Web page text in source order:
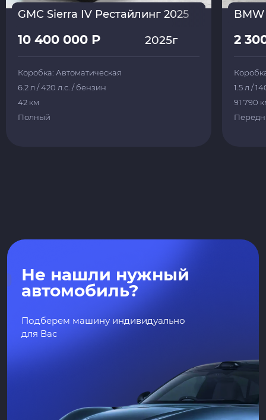
GMC Sierra IV Рестайлинг 2025
10 400 000 Р 2025г
Коробка: Автоматическая
6.2 л / 420 л.с. / бензин
42 км
Полный
BMW
2
1.5 л /
91 790
Не нашли нужный
автомобиль?
Подберем машину индивидуально
для Вас